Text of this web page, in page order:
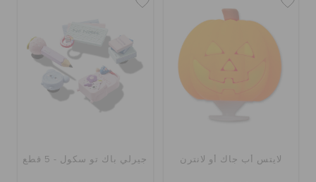
لايتس أب جاك أو لانترن جيرلي باك تو سكول - 5 قطع